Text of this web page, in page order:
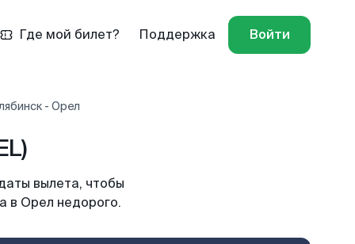
Где мой билет? Поддержка Войти
- Орел
вылета, чтобы
в Орел недорого.